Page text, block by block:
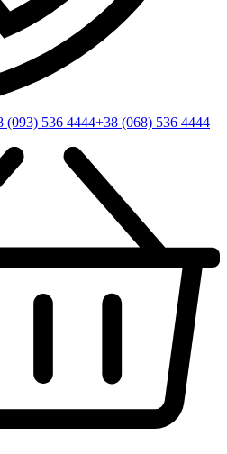
(093) 536 4444+38 (068) 536 4444